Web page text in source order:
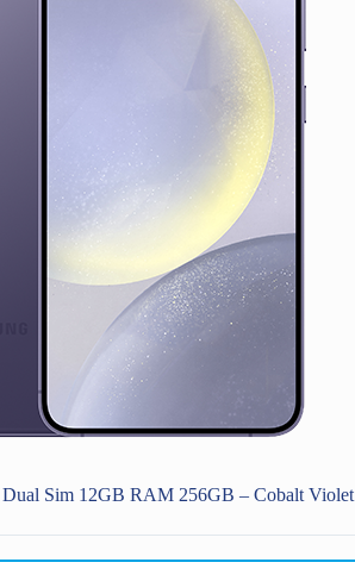
Dual Sim 12GB RAM 256GB – Cobalt Violet